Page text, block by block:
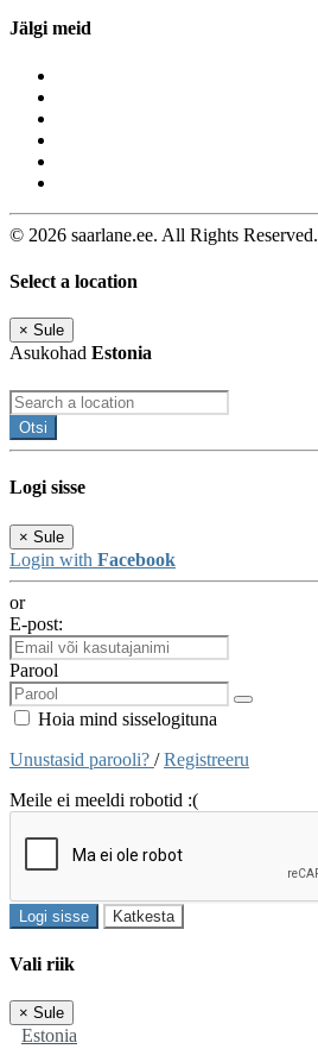
Jälgi meid
© 2026 saarlane.ee. All Rights Reserved.
Select a location
× Sule
Asukohad Estonia
Otsi
Logi sisse
× Sule
Login with Facebook
or
E-post:
Parool
Hoia mind sisselogituna
Unustasid parooli? /Registreeru
Meile ei meeldi robotid :(
Logi sisse Katkesta
Vali riik
× Sule
Estonia